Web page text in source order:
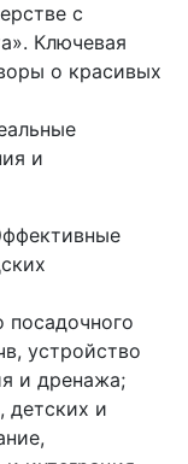
с
Ключевая
о красивых
и
посадочного
устройство
и дренажа;
детских и